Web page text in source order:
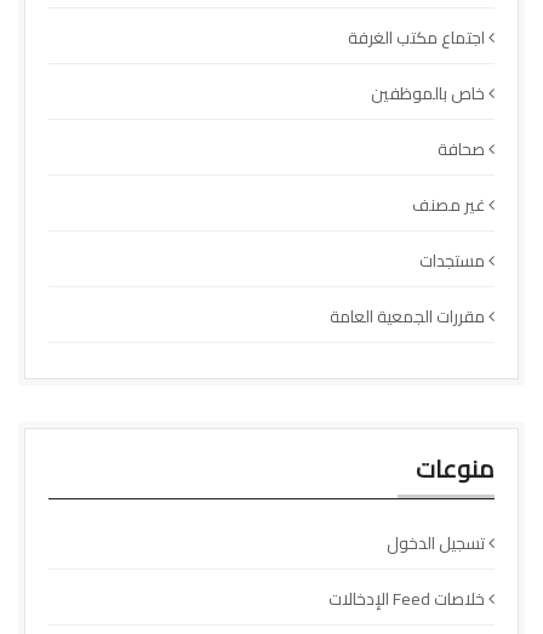
اجتماع مكتب الغرفة
خاص بالموظفين
صحافة
غير مصنف
مستجدات
مقررات الجمعية العامة
منوعات
تسجيل الدخول
خلاصات Feed الإدخالات